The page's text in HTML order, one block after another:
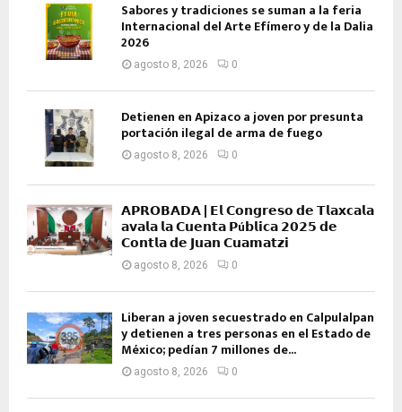
Sabores y tradiciones se suman a la feria
Internacional del Arte Efímero y de la Dalia
2026
agosto 8, 2026 0
Detienen en Apizaco a joven por presunta
portación ilegal de arma de fuego
agosto 8, 2026 0
𝗔𝗣𝗥𝗢𝗕𝗔𝗗𝗔 | 𝗘𝗹 𝗖𝗼𝗻𝗴𝗿𝗲𝘀𝗼 𝗱𝗲 𝗧𝗹𝗮𝘅𝗰𝗮𝗹𝗮
𝗮𝘃𝗮𝗹𝗮 𝗹𝗮 𝗖𝘂𝗲𝗻𝘁𝗮 𝗣ú𝗯𝗹𝗶𝗰𝗮 𝟮𝟬𝟮𝟱 𝗱𝗲
𝗖𝗼𝗻𝘁𝗹𝗮 𝗱𝗲 𝗝𝘂𝗮𝗻 𝗖𝘂𝗮𝗺𝗮𝘁𝘇𝗶
agosto 8, 2026 0
Liberan a joven secuestrado en Calpulalpan
y detienen a tres personas en el Estado de
México; pedían 7 millones de...
agosto 8, 2026 0